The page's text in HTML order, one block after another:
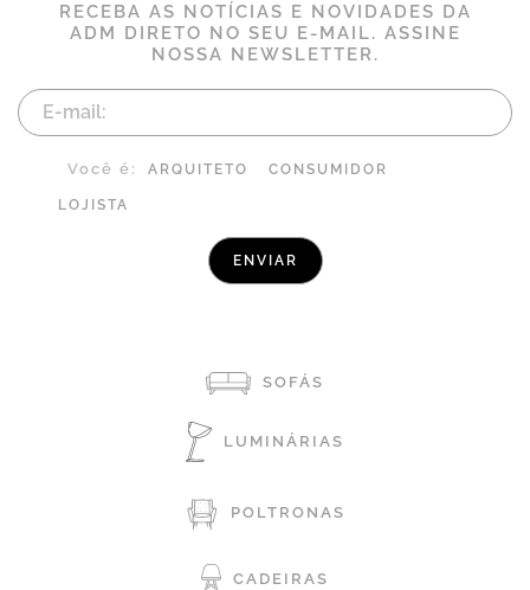
RECEBA AS NOTÍCIAS E NOVIDADES DA
ADM DIRETO NO SEU E-MAIL. ASSINE
NOSSA NEWSLETTER.
Você é: ARQUITETO CONSUMIDOR
LOJISTA
SOFÁS
LUMINÁRIAS
POLTRONAS
CADEIRAS